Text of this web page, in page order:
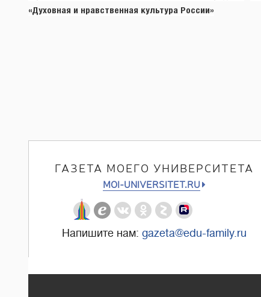
записям
«Духовная и нравственная культура России»
ГАЗЕТА МОЕГО УНИВЕРСИТЕТА
MOI-UNIVERSITET.RU
Напишите нам: gazeta@edu-family.ru